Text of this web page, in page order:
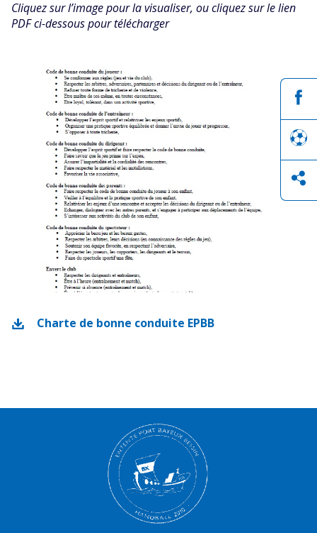
Cliquez sur l’image pour la visualiser, ou cliquez sur le lien
PDF ci-dessous pour télécharger
Charte de bonne conduite EPBB